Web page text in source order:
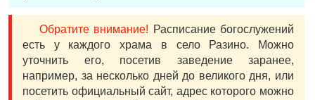
Обратите внимание! Расписание богослужений
есть у каждого храма в село Разино. Можно
уточнить его, посетив заведение заранее,
например, за несколько дней до великого дня, или
посетить официальный сайт, адрес которого можно